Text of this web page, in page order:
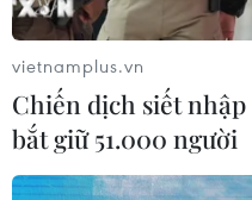
vietnamplus.vn
Chiến dịch siết
bắt giữ 51.000 người